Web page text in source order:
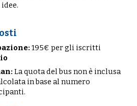
195€ per gli iscritti
La quota del bus non è inclusa
in base al numero